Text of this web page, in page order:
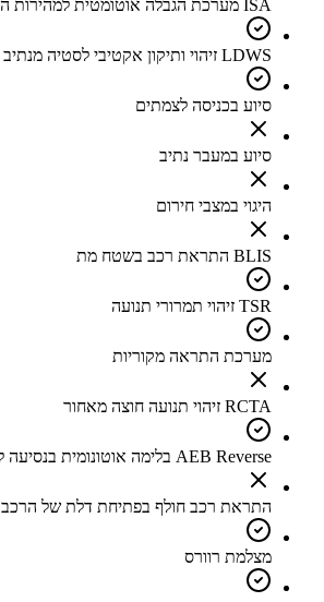
ISA מערכת הגבלה אוטומטית למהירות הרכב
LDWS זיהוי ותיקון אקטיבי לסטיה מנתיב
סיוע בכניסה לצמתים
סיוע במעבר נתיב
היגוי במצבי חירום
BLIS התראת רכב בשטח מת
TSR זיהוי תמרורי תנועה
מערכת התראה מקוריות
RCTA זיהוי תנועה חוצה מאחור
AEB Reverse בלימה אוטונומית בנסיעה לאחור
התראת רכב חולף בפתיחת דלת של הרכב
מצלמת רוורס